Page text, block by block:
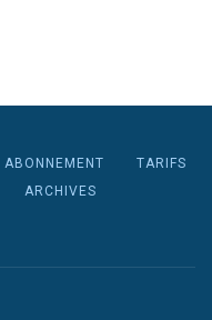
ABONNEMENT
TARIFS
ARCHIVES